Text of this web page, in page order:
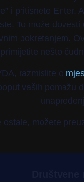
i pritisnete Enter.
To može
pokretanjem.
nešto
razmislite o
vaših pomažu
ostale, možete